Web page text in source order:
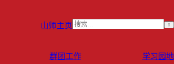
山师主页
群团工作
学习园地